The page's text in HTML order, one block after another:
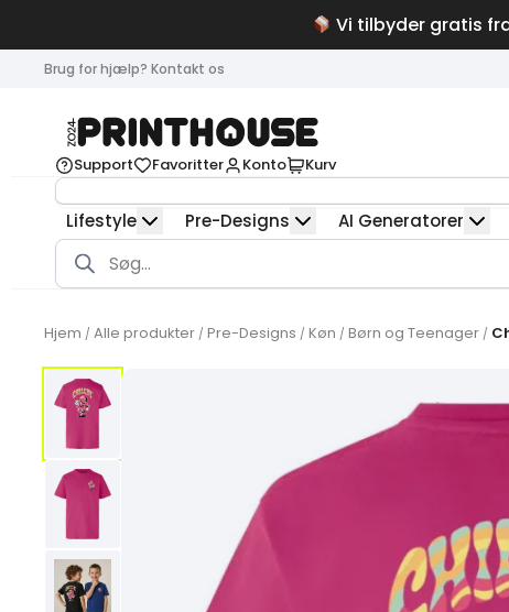
Vi tilbyder gratis
Brug for hjælp? Kontakt os
Support Favoritter Konto Kurv
Lifestyle
Pre-Designs AI Generatorer
Products
search
Hjem / Alle produkter / Pre-Designs / Køn / Børn og Teenager /